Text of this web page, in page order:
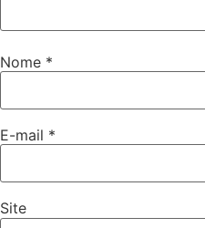
Nome *
E-mail *
Site